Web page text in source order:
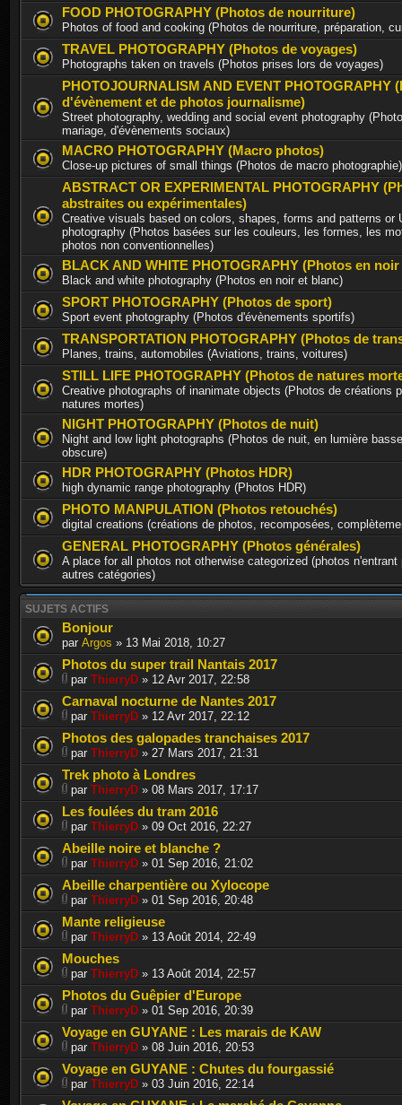
FOOD PHOTOGRAPHY (Photos de nourriture)
Photos of food and cooking (Photos de nourriture, préparation,
TRAVEL PHOTOGRAPHY (Photos de voyages)
Photographs taken on travels (Photos prises lors de voyages)
PHOTOJOURNALISM AND EVENT PHOTOGRAPHY
d'évènement et de photos journalisme)
Street photography, wedding and social event photography
mariage, d'évènements sociaux)
MACRO PHOTOGRAPHY (Macro photos)
Close-up pictures of small things (Photos de macro photographie)
ABSTRACT OR EXPERIMENTAL PHOTOGRAPHY
abstraites ou expérimentales)
Creative visuals based on colors, shapes, forms and patterns or
photography (Photos basées sur les couleurs, les formes, les
photos non conventionnelles)
BLACK AND WHITE PHOTOGRAPHY (Photos en
Black and white photography (Photos en noir et blanc)
SPORT PHOTOGRAPHY (Photos de sport)
Sport event photography (Photos d'évènements sportifs)
TRANSPORTATION PHOTOGRAPHY (Photos de
Planes, trains, automobiles (Aviations, trains, voitures)
STILL LIFE PHOTOGRAPHY (Photos de natures
Creative photographs of inanimate objects (Photos de créations
natures mortes)
NIGHT PHOTOGRAPHY (Photos de nuit)
Night and low light photographs (Photos de nuit, en lumière
obscure)
HDR PHOTOGRAPHY (Photos HDR)
high dynamic range photography (Photos HDR)
PHOTO MANPULATION (Photos retouchés)
digital creations (créations de photos, recomposées,
GENERAL PHOTOGRAPHY (Photos générales)
A place for all photos not otherwise categorized (photos
autres catégories)
SUJETS ACTIFS
Bonjour
par Argos » 13 Mai 2018, 10:27
Photos du super trail Nantais 2017
par ThierryD » 12 Avr 2017, 22:58
Carnaval nocturne de Nantes 2017
par ThierryD » 12 Avr 2017, 22:12
Photos des galopades tranchaises 2017
par ThierryD » 27 Mars 2017, 21:31
Trek photo à Londres
par ThierryD » 08 Mars 2017, 17:17
Les foulées du tram 2016
par ThierryD » 09 Oct 2016, 22:27
Abeille noire et blanche ?
par ThierryD » 01 Sep 2016, 21:02
Abeille charpentière ou Xylocope
par ThierryD » 01 Sep 2016, 20:48
Mante religieuse
par ThierryD » 13 Août 2014, 22:49
Mouches
par ThierryD » 13 Août 2014, 22:57
Photos du Guêpier d'Europe
par ThierryD » 01 Sep 2016, 20:39
Voyage en GUYANE : Les marais de KAW
par ThierryD » 08 Juin 2016, 20:53
Voyage en GUYANE : Chutes du fourgassié
par ThierryD » 03 Juin 2016, 22:14